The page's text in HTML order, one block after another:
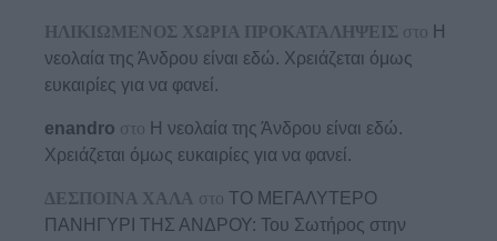
ΗΛΙΚΙΩΜΕΝΟΣ ΧΩΡΙΑ ΠΡΟΚΑΤΑΛΗΨΕΙΣ στο Η
νεολαία της Άνδρου είναι εδώ. Χρειάζεται όμως
ευκαιρίες για να φανεί.
enandro στο Η νεολαία της Άνδρου είναι εδώ.
Χρειάζεται όμως ευκαιρίες για να φανεί.
ΔΕΣΠΟΙΝΑ ΧΑΛΑ στο ΤΟ ΜΕΓΑΛΥΤΕΡΟ
ΠΑΝΗΓΥΡΙ ΤΗΣ ΑΝΔΡΟΥ: Του Σωτήρος στην